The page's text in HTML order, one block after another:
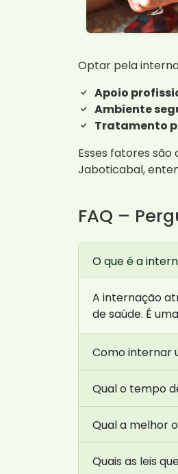
Optar pela
Apoio
Ambiente
Tratamento
Esses fatores
Jaboticabal,
FAQ –
O que é a
A internação
de saúde. É
Como internar
Qual o tempo
Qual a melhor
Quais as leis